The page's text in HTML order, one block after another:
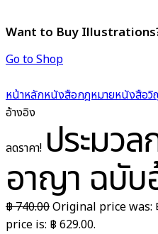
Want to Buy
Go to Shop
หน้าหลักหนังสือกฎหมายหนังสือ
อ้างอิง
ลดราคา! ประมว
อาญา ฉบับ
฿740.00Original price was:
price is: ฿ 629.00.